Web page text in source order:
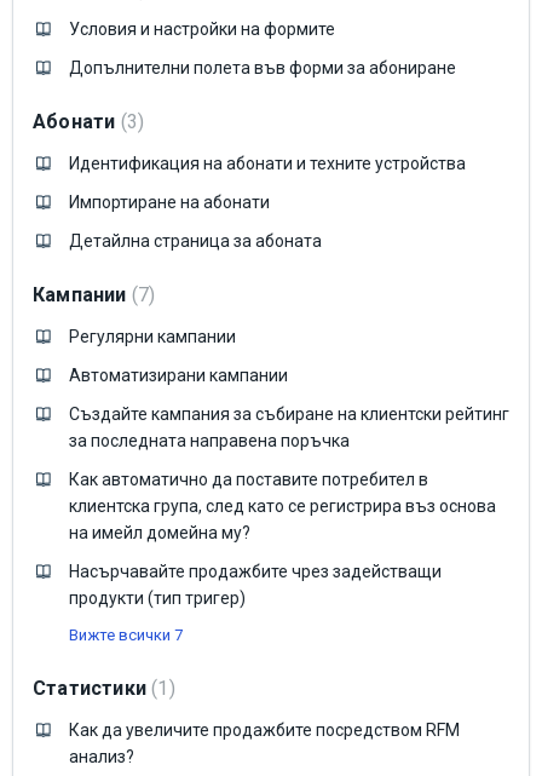
Условия и настройки на формите
Допълнителни полета във форми за абониране
Абонати 3
Идентификация на абонати и техните устройства
Импортиране на абонати
Детайлна страница за абоната
Кампании 7
Регулярни кампании
Автоматизирани кампании
Създайте кампания за събиране на клиентски рейтинг
за последната направена поръчка
Как автоматично да поставите потребител в
клиентска група, след като се регистрира въз основа
на имейл домейна му?
Насърчавайте продажбите чрез задействащи
продукти (тип тригер)
Вижте всички 7
Статистики 1
Как да увеличите продажбите посредством RFM
анализ?